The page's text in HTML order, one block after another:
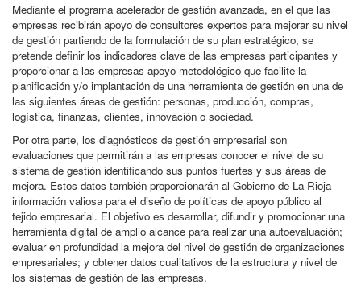
Mediante el programa acelerador de gestión avanzada, en el que las
empresas recibirán apoyo de consultores expertos para mejorar su nivel
de gestión partiendo de la formulación de su plan estratégico, se
pretende definir los indicadores clave de las empresas participantes y
proporcionar a las empresas apoyo metodológico que facilite la
planificación y/o implantación de una herramienta de gestión en una de
las siguientes áreas de gestión: personas, producción, compras,
logística, finanzas, clientes, innovación o sociedad.
Por otra parte, los diagnósticos de gestión empresarial son
evaluaciones que permitirán a las empresas conocer el nivel de su
sistema de gestión identificando sus puntos fuertes y sus áreas de
mejora. Estos datos también proporcionarán al Gobierno de La Rioja
información valiosa para el diseño de políticas de apoyo público al
tejido empresarial. El objetivo es desarrollar, difundir y promocionar una
herramienta digital de amplio alcance para realizar una autoevaluación;
evaluar en profundidad la mejora del nivel de gestión de organizaciones
empresariales; y obtener datos cualitativos de la estructura y nivel de
los sistemas de gestión de las empresas.